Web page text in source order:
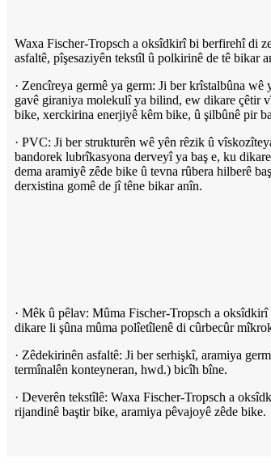
Waxa Fischer-Tropsch a oksîdkirî bi berfirehî di
asfaltê, pîşesaziyên tekstîl û polkirinê de tê bikar
· Zencîreya germê ya germ: Ji ber krîstalbûna
gavê giraniya molekulî ya bilind, ew dikare çêtir
bike, xerckirina enerjiyê kêm bike, û şilbûnê pir
· PVC: Ji ber strukturên wê yên rêzik û
bandorek lubrîkasyona derveyî ya baş e, ku
dema aramiyê zêde bike û tevna rûbera hilberê
derxistina gomê de jî têne bikar anîn.
· Mêk û pêlav: Mûma Fischer-Tropsch a
dikare li şûna mûma polîetîlenê di cûrbecûr
· Zêdekirinên asfaltê: Ji ber serhişkî, aramiya
termînalên konteyneran, hwd.) bicîh bîne.
· Deverên tekstîlê: Waxa Fischer-Tropsch a
rijandinê baştir bike, aramiya pêvajoyê zêde bike.